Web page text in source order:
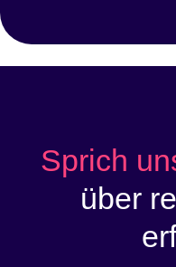
Sprich
über